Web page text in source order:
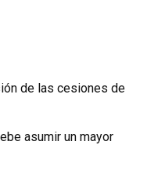
de las cesiones de
asumir un mayor